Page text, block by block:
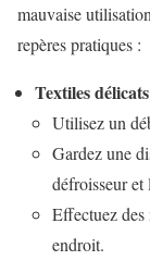
mauvaise
repères pratiques :
Textiles
Utilisez un
Gardez une
défroisseur et
Effectuez des
endroit.